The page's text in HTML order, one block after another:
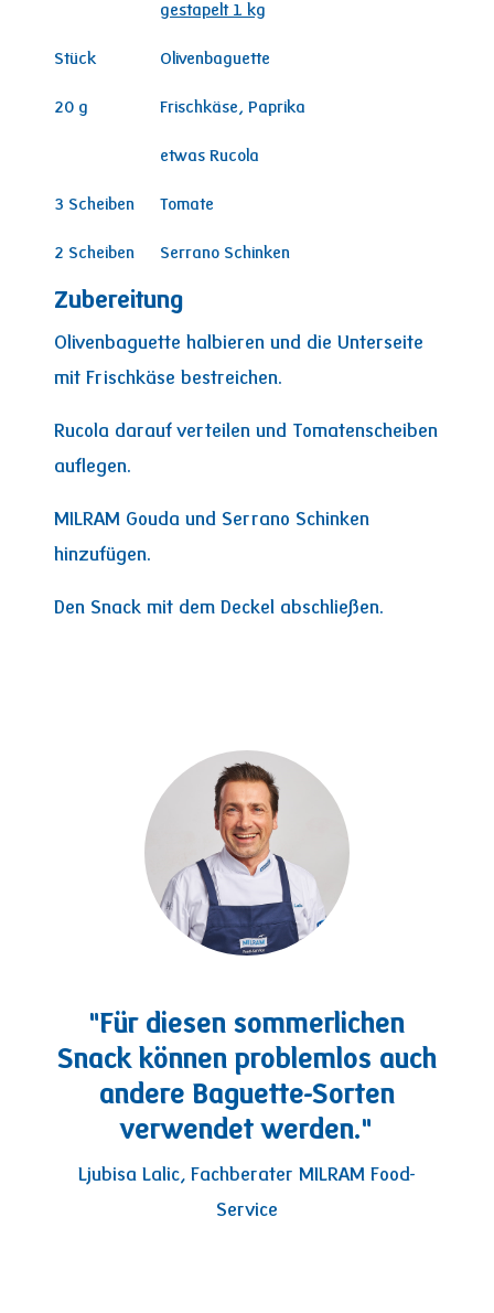
gestapelt 1 kg
Stück Olivenbaguette
20 g Frischkäse, Paprika
etwas Rucola
3 Scheiben Tomate
2 Scheiben Serrano Schinken
Zubereitung
Olivenbaguette halbieren und die Unterseite
mit Frischkäse bestreichen.
Rucola darauf verteilen und Tomatenscheiben
auflegen.
MILRAM Gouda und Serrano Schinken
hinzufügen.
Den Snack mit dem Deckel abschließen.
"Für diesen sommerlichen
Snack können problemlos auch
andere Baguette-Sorten
verwendet werden."
Ljubisa Lalic, Fachberater MILRAM Food-
Service